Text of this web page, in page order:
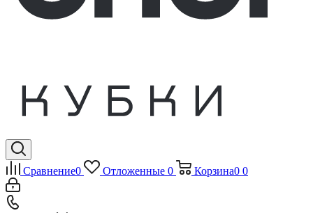
Сравнение0 Отложенные 0 Корзина0 0